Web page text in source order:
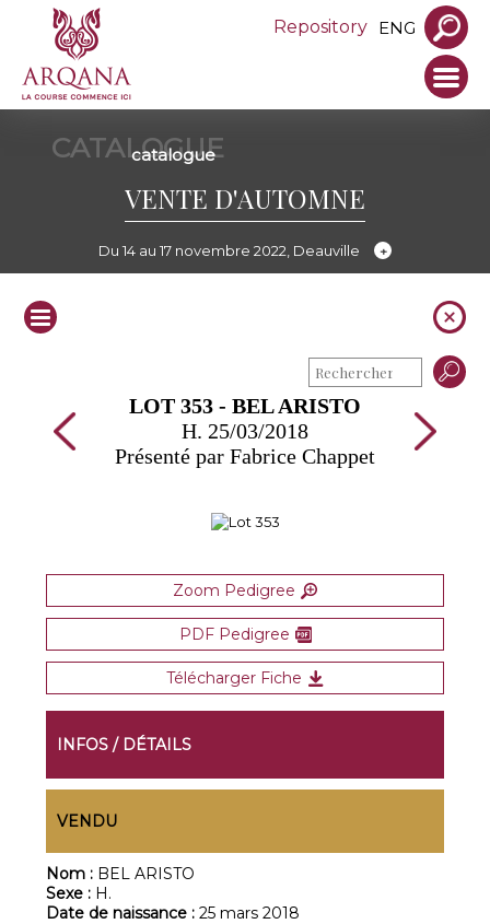
Repository ENG
CATALOGUE
catalogue
VENTE D'AUTOMNE
Du 14 au 17 novembre 2022, Deauville
LOT 353 - BEL ARISTO
H. 25/03/2018
Présenté par Fabrice Chappet
Zoom Pedigree
PDF Pedigree
Télécharger Fiche
INFOS / DÉTAILS
VENDU
Nom : BEL ARISTO
Sexe : H.
Date de naissance :25 mars 2018